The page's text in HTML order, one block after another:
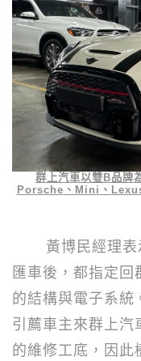
群上汽車以雙 B品牌
Porsche 、 Mini 、
黃博民經理表
匯車後，都指定回
的結構與電子系統
引薦車主來群上汽
的維修工底，因此